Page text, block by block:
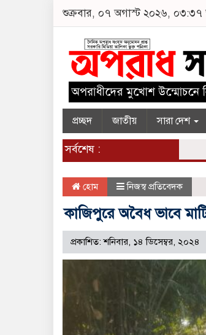
শুক্রবার, ০৭ অগাস্ট ২০২৬, ০৩:৩৭
প্রচ্ছদ জাতীয় সারা দেশ
সর্বশেষ :
হোম নিজস্ব প্রতিবেদক
কাজিপুরে অবৈধ ভাবে
প্রকাশিত: শনিবার, ১৪ ডিসেম্বর, ২০২৪